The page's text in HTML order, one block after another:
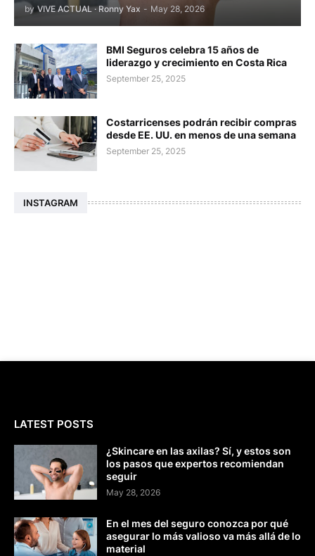
by VIVE ACTUAL · Ronny Yax - May 28, 2026
BMI Seguros celebra 15 años de
liderazgo y crecimiento en Costa Rica
September 25, 2025
Costarricenses podrán recibir compras
desde EE. UU. en menos de una semana
September 25, 2025
INSTAGRAM
LATEST POSTS
¿Skincare en las axilas? Sí, y estos son
los pasos que expertos recomiendan
seguir
May 28, 2026
En el mes del seguro conozca por qué
asegurar lo más valioso va más allá de lo
material